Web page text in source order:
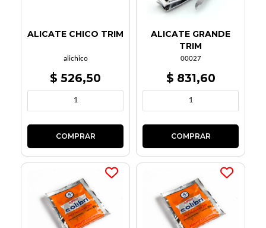
ALICATE CHICO TRIM
alichico
$ 526,50
ALICATE GRANDE
TRIM
00027
$ 831,60